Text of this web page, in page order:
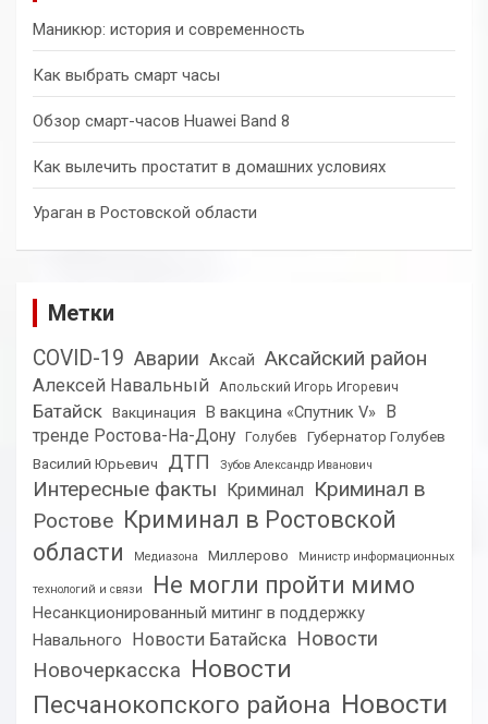
Маникюр: история и современность
Как выбрать смарт часы
Обзор смарт-часов Huawei Band 8
Как вылечить простатит в домашних условиях
Ураган в Ростовской области
Метки
COVID-19 Аварии Аксай Аксайский район
Алексей Навальный Апольский Игорь Игоревич
Батайск Вакцинация В вакцина «Спутник V» В
тренде Ростова-На-Дону
Голубев
Губернатор Голубев
Василий Юрьевич
ДТП Зубов Александр Иванович
Интересные факты Криминал
Криминал в
Ростове Криминал в Ростовской
области
Медиазона Миллерово Министр информационных
технологий и связи Не могли пройти мимо
Несанкционированный митинг в поддержку
Навального
Новости Батайска Новости
Новочеркасска Новости
Песчанокопского района Новости